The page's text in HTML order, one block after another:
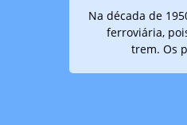
Na década de
ferroviária,
trem. Os